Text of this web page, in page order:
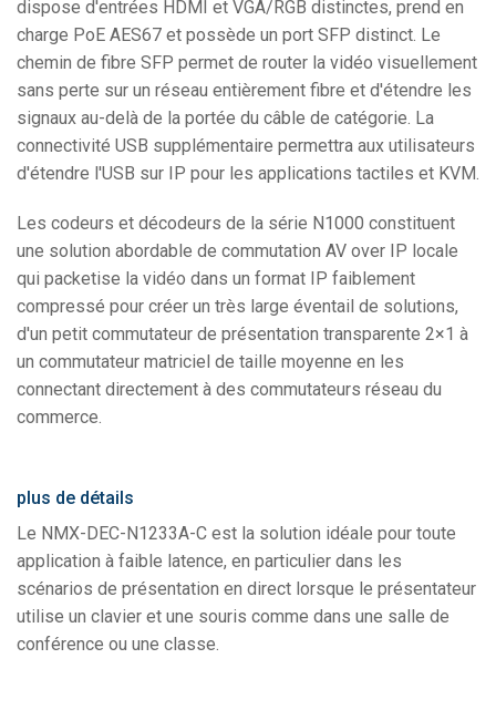
dispose d'entrées HDMI et VGA/RGB distinctes, prend en
charge PoE AES67 et possède un port SFP distinct. Le
chemin de fibre SFP permet de router la vidéo visuellement
sans perte sur un réseau entièrement fibre et d'étendre les
signaux au-delà de la portée du câble de catégorie. La
connectivité USB supplémentaire permettra aux utilisateurs
d'étendre l'USB sur IP pour les applications tactiles et KVM.
Les codeurs et décodeurs de la série N1000 constituent
une solution abordable de commutation AV over IP locale
qui packetise la vidéo dans un format IP faiblement
compressé pour créer un très large éventail de solutions,
d'un petit commutateur de présentation transparente 2×1 à
un commutateur matriciel de taille moyenne en les
connectant directement à des commutateurs réseau du
commerce.
plus de détails
Le NMX-DEC-N1233A-C est la solution idéale pour toute
application à faible latence, en particulier dans les
scénarios de présentation en direct lorsque le présentateur
utilise un clavier et une souris comme dans une salle de
conférence ou une classe.